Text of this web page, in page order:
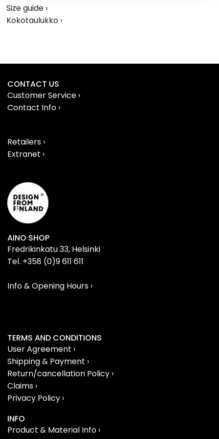
Size guide ›
Kokotaulukko ›
CONTACT US
Customer Service ›
Contact Info ›
Retailers ›
Extranet ›
AINO SHOP
Fredrikinkatu 33, Helsinki
Tel. +358 (0)9 611 611
Info & Opening Hours ›
TERMS AND CONDITIONS
User Agreement ›
Shipping & Payment ›
Return/cancellation Policy ›
Claims ›
Privacy Policy ›
INFO
Product & Material Info ›